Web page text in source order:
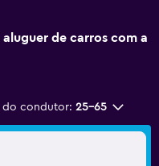
de carros com a
do condutor: 25-65